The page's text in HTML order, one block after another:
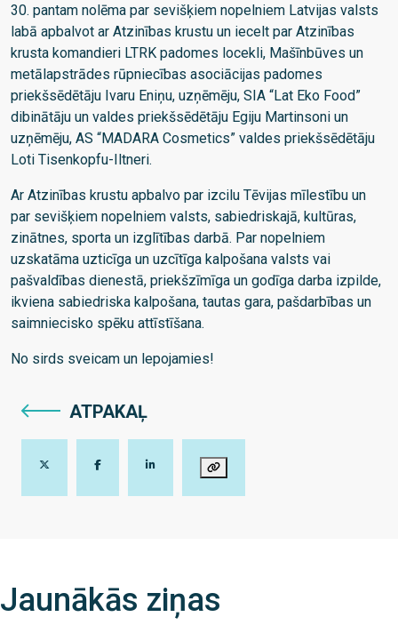
30. pantam nolēma par sevišķiem nopelniem Latvijas valsts
labā apbalvot ar Atzinības krustu un iecelt par Atzinības
krusta komandieri LTRK padomes locekli, Mašīnbūves un
metālapstrādes rūpniecības asociācijas padomes
priekšsēdētāju Ivaru Eniņu, uzņēmēju, SIA “Lat Eko Food”
dibinātāju un valdes priekšsēdētāju Egiju Martinsoni un
uzņēmēju, AS “MADARA Cosmetics” valdes priekšsēdētāju
Loti Tisenkopfu-Iltneri.
Ar Atzinības krustu apbalvo par izcilu Tēvijas mīlestību un
par sevišķiem nopelniem valsts, sabiedriskajā, kultūras,
zinātnes, sporta un izglītības darbā. Par nopelniem
uzskatāma uzticīga un uzcītīga kalpošana valsts vai
pašvaldības dienestā, priekšzīmīga un godīga darba izpilde,
ikviena sabiedriska kalpošana, tautas gara, pašdarbības un
saimniecisko spēku attīstīšana.
No sirds sveicam un lepojamies!
ATPAKAĻ
Jaunākās ziņas